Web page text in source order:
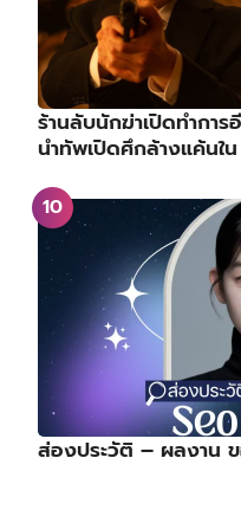
ร้านลับนักฆ่าเปิดทำกา
นำทัพเปิดศึกล้างแค้น
ส่องประวัติ – ผลงาน